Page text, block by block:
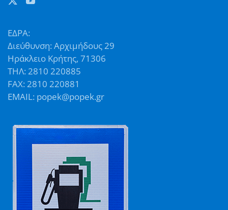
ΕΔΡΑ:
Διεύθυνση: Αρχιμήδους 29
Ηράκλειο Κρήτης, 71306
ΤΗΛ: 2810 220885
FAX: 2810 220881
EMAIL: popek@popek.gr